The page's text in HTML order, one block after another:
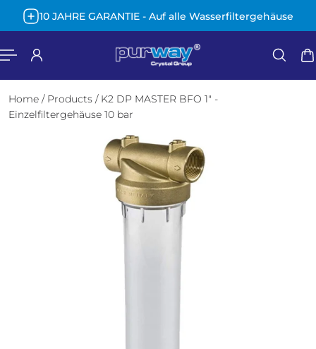
SPRINGEN
10 JAHRE GARANTIE - Auf alle Wasserfiltergehäuse
Home / Products / K2 DP MASTER BFO 1" -
Einzelfiltergehäuse 10 bar